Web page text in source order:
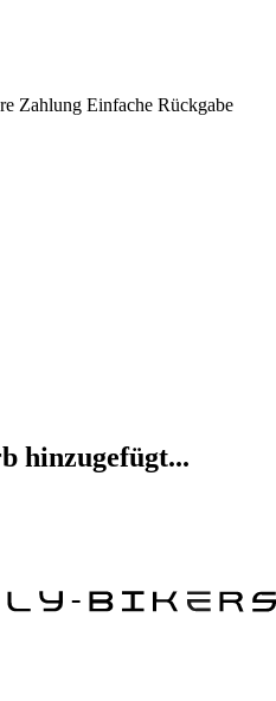
Zahlung Einfache Rückgabe
hinzugefügt...